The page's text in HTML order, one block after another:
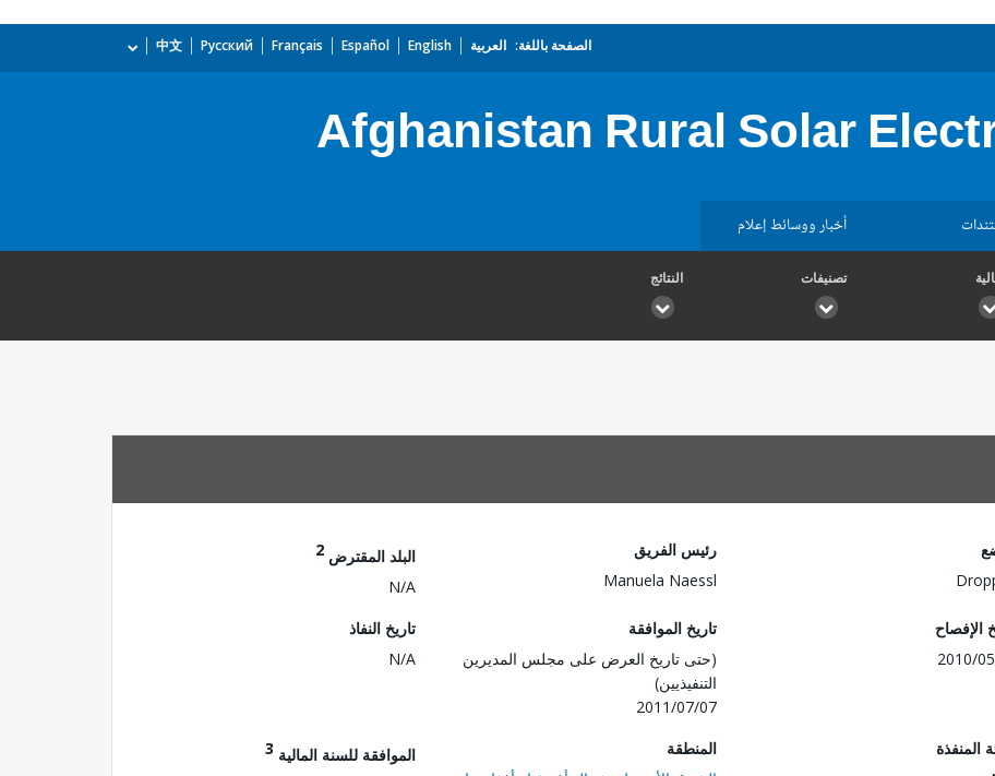
الصفحة باللغة: العربية English
Español
Français
Русский
中文
Afghanistan Rural Solar
أخبار ووسائط إعلام
تصنيفات النتائج
رئيس الفريق
Manuela Naessl
البلد المقترض 2
N/A
الإفصاح
2010/
تاريخ الموافقة
(حتى تاريخ العرض على مجلس المديرين
التنفيذيين)
2011/07/07
تاريخ النفاذ
N/A
المنفذة
المنطقة
الموافقة للسنة المالية 3